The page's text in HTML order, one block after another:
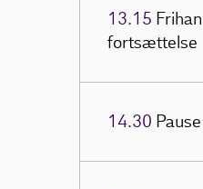
13.15
fortsættelse
14.30 Pause